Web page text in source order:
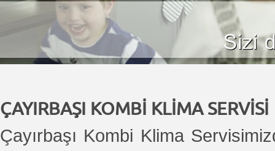
ÇAYIRBAŞI KOMBİ KLİMA SERVİSİ
Çayırbaşı Kombi Klima